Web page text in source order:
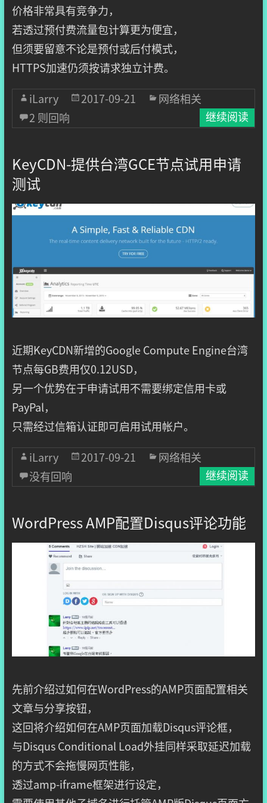
价格非常具有竞争力，
若透过预付费流量包计算更为便宜，
但须要留意不论是预付或后付模式，
HTTPS加速仍须按请求独立计费。
iLarry
2017-09-21
网络相关
2 则回响
继续阅读
KeyCDN-提供台湾GCE节点试用申请
测试
近期KeyCDN新增的Google Compute Engine台湾
节点每GB费用仅0.12USD，
另一个优势在于申请试用不需要绑定信用卡或
PayPal，
只需经过信箱认证即可启用试用帐户。
iLarry
2017-09-21
网络相关
没有回响
继续阅读
WordPress AMP配置Disqus评论功能
先前介绍过如何在WordPress的AMP页面配置相关
文章与分享按钮，
这回将介绍如何在AMP页面加载Disqus评论框，
与Disqus Conditional Load外挂同样采取延迟加载
的方式不会拖慢网页性能，
透过amp-iframe框架进行设定，